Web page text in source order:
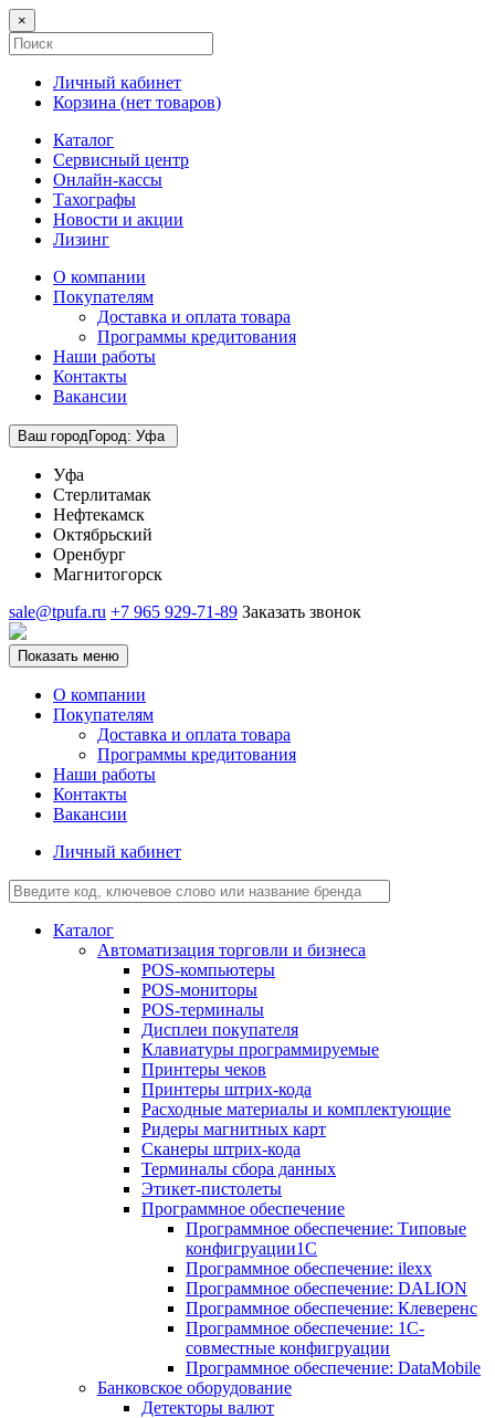
×
Личный кабинет
Корзина (нет товаров)
Каталог
Сервисный центр
Онлайн-кассы
Тахографы
Новости и акции
Лизинг
О компании
Покупателям
Доставка и оплата товара
Программы кредитования
Наши работы
Контакты
Вакансии
Ваш городГород: Уфа
Уфа
Стерлитамак
Нефтекамск
Октябрьский
Оренбург
Магнитогорск
sale@tpufa.ru +7 965 929-71-89 Заказать звонок
Показать меню
О компании
Покупателям
Доставка и оплата товара
Программы кредитования
Наши работы
Контакты
Вакансии
Личный кабинет
Каталог
Автоматизация торговли и бизнеса
POS-компьютеры
POS-мониторы
POS-терминалы
Дисплеи покупателя
Клавиатуры программируемые
Принтеры чеков
Принтеры штрих-кода
Расходные материалы и комплектующие
Ридеры магнитных карт
Сканеры штрих-кода
Терминалы сбора данных
Этикет-пистолеты
Программное обеспечение
Программное обеспечение: Типовые
конфигруации1С
Программное обеспечение: ilexx
Программное обеспечение: DALION
Программное обеспечение: Клеверенс
Программное обеспечение: 1С-
совместные конфигруации
Программное обеспечение: DataMobile
Банковское оборудование
Детекторы валют